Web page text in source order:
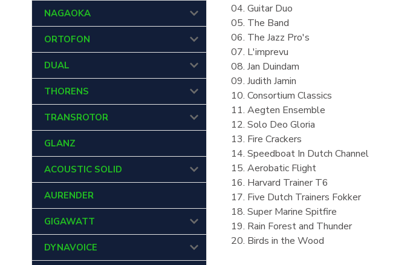
NAGAOKA
ORTOFON
DUAL
THORENS
TRANSROTOR
GLANZ
ACOUSTIC SOLID
AURENDER
GIGAWATT
DYNAVOICE
04. Guitar Duo
05. The Band
06. The Jazz Pro's
07. L'imprevu
08. Jan Duindam
09. Judith Jamin
10. Consortium Classics
11. Aegten Ensemble
12. Solo Deo Gloria
13. Fire Crackers
14. Speedboat In Dutch Channel
15. Aerobatic Flight
16. Harvard Trainer T6
17. Five Dutch Trainers Fokker
18. Super Marine Spitfire
19. Rain Forest and Thunder
20. Birds in the Wood